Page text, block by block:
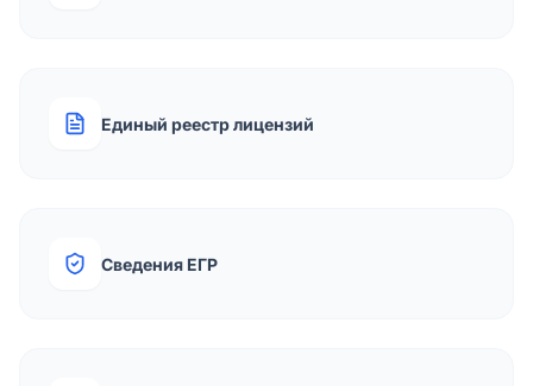
Единый реестр лицензий
Сведения ЕГР